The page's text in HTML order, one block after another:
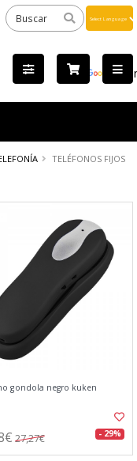
by
TELÉFONOS FIJOS
gondola negro kuken
27,27€ - 29%